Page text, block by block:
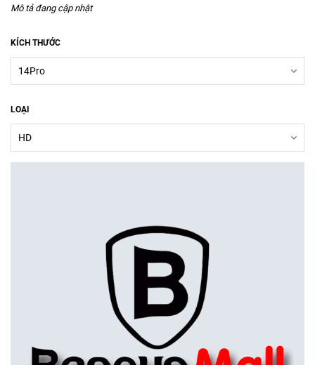
Mô tả đang cập nhật
KÍCH THƯỚC
LOẠI